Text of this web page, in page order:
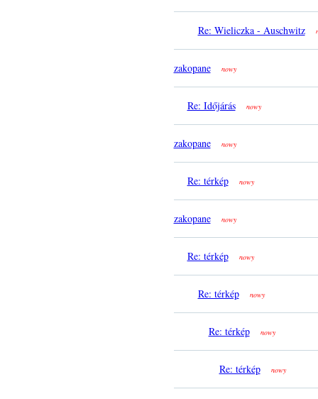
Re: Wieliczka - Auschwitz
zakopane nowy
Re: Időjárás nowy
zakopane nowy
Re: térkép nowy
zakopane nowy
Re: térkép nowy
Re: térkép nowy
Re: térkép nowy
Re: térkép nowy